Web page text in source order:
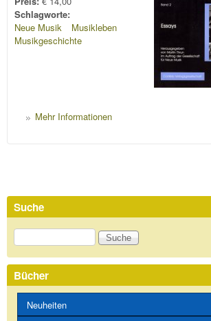
Schlagworte:
Neue Musik
Musikleben
Musikgeschichte
Mehr Informationen
Suche
Suche
Bücher
Neuheiten